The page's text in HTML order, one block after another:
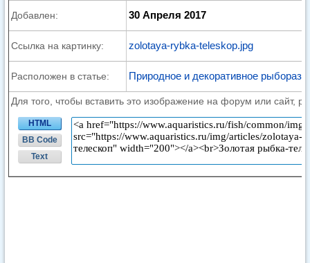
Добавлен: 30 Апреля 2017
Ссылка на картинку: zolotaya-rybka-teleskop.jpg
Расположен в статье: Природное и декоративное
Для того, чтобы вставить это изображение на форум или сайт,
HTML
BB Code
Text